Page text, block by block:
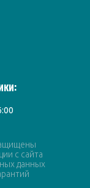
с сайта
данных